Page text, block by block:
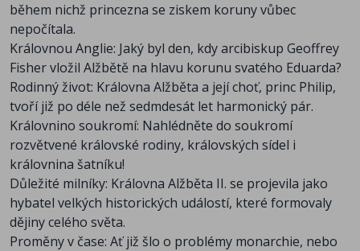
během nichž princezna se ziskem koruny vůbec
nepočítala.
Královnou Anglie: Jaký byl den, kdy arcibiskup Geoffrey
Fisher vložil Alžbětě na hlavu korunu svatého Eduarda?
Rodinný život: Královna Alžběta a její choť, princ Philip,
tvoří již po déle než sedmdesát let harmonický pár.
Královnino soukromí: Nahlédněte do soukromí
rozvětvené královské rodiny, královských sídel i
královnina šatníku!
Důležité milníky: Královna Alžběta II. se projevila jako
hybatel velkých historických událostí, které formovaly
dějiny celého světa.
Proměny v čase: Ať již šlo o problémy monarchie, nebo